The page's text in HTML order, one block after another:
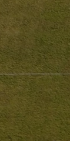
产品与服务
我们的理念
职业发展
Philippines-
Singapore -
Thailand -
Vietnam -
Vietnam-
Cyprus-English
Czech Republic
Denmark -
France -English
Germany-